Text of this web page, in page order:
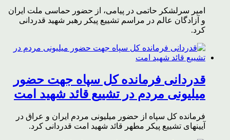
امیر سرلشکر حاتمی در پیامی، از حضور حماسی ملت ایران
و آزادگان عالم در مراسم تشییع پیکر رهبر شهید قدردانی
کرد.
قدردانی فرمانده کل سپاه جهت حضور
میلیونی مردم در تشییع قائد شهید امت
فرمانده کل سپاه از حضور میلیونی مردم ایران و عراق در
آیینهای تشییع پیکر مطهر قائد شهید امت قدردانی کرد.